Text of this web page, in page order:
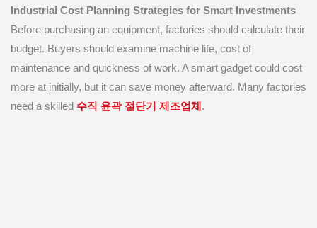
Industrial Cost Planning Strategies for Smart Investments
Before purchasing an equipment, factories should calculate their
budget. Buyers should examine machine life, cost of
maintenance and quickness of work. A smart gadget could cost
more at initially, but it can save money afterward. Many factories
need a skilled 수직 윤곽 절단기 제조업체 .